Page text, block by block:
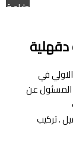
دقهلية
في
المسئول عن
. تركيب
طباعة